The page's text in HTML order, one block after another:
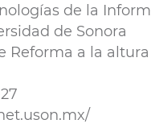
de la
de Sonora
Reforma a la